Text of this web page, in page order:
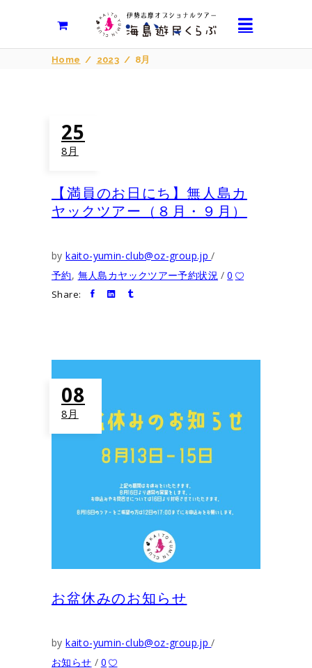
Home / 2023 / 8月
25
8月
【満員のお日にち】無人島カ
ヤックツアー（８月・９月）
bykaito-yumin-club@oz-group.jp
予約, 無人島カヤックツアー予約状況 0
Share:
08
8月
お盆休みのお知らせ
bykaito-yumin-club@oz-group.jp
お知らせ
0